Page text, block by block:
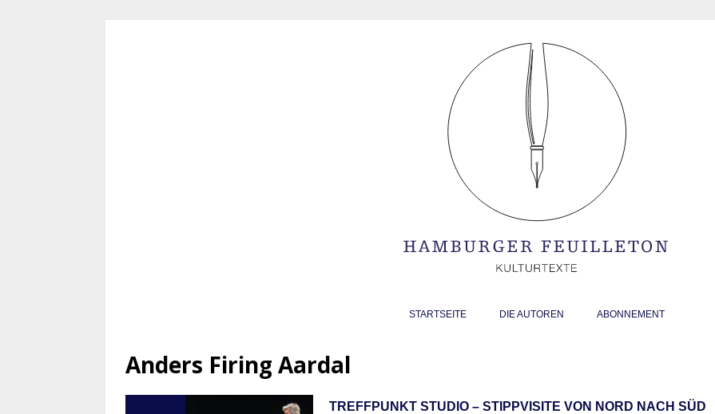
STARTSEITE DIE AUTOREN ABONNEMENT
Anders Firing Aardal
TREFFPUNKT STUDIO – STIPPVISITE VON NORD NACH SÜD